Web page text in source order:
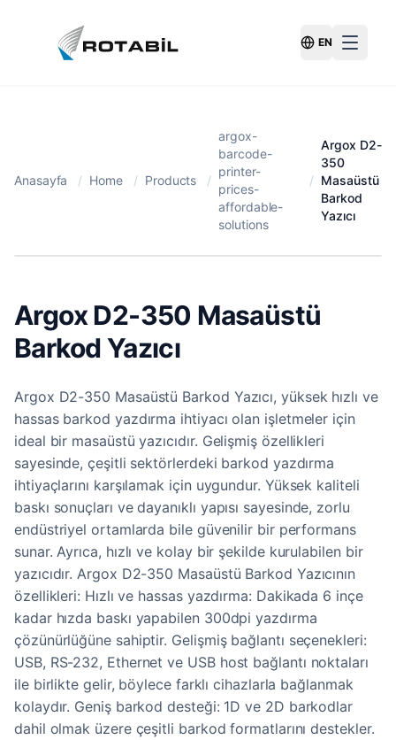
Switch
EN
Anasayfa / Home / Products /
argox-
barcode-
printer-
prices-
affordable-
solutions
/
Argox D2-
350
Masaüstü
Barkod
Yazıcı
Argox D2-350 Masaüstü
Barkod Yazıcı
Argox D2-350 Masaüstü Barkod Yazıcı, yüksek hızlı ve
hassas barkod yazdırma ihtiyacı olan işletmeler için
ideal bir masaüstü yazıcıdır. Gelişmiş özellikleri
sayesinde, çeşitli sektörlerdeki barkod yazdırma
ihtiyaçlarını karşılamak için uygundur. Yüksek kaliteli
baskı sonuçları ve dayanıklı yapısı sayesinde, zorlu
endüstriyel ortamlarda bile güvenilir bir performans
sunar. Ayrıca, hızlı ve kolay bir şekilde kurulabilen bir
yazıcıdır. Argox D2-350 Masaüstü Barkod Yazıcının
özellikleri: Hızlı ve hassas yazdırma: Dakikada 6 inçe
kadar hızda baskı yapabilen 300dpi yazdırma
çözünürlüğüne sahiptir. Gelişmiş bağlantı seçenekleri:
USB, RS-232, Ethernet ve USB host bağlantı noktaları
ile birlikte gelir, böylece farklı cihazlarla bağlanmak
kolaydır. Geniş barkod desteği: 1D ve 2D barkodlar
dahil olmak üzere çeşitli barkod formatlarını destekler.